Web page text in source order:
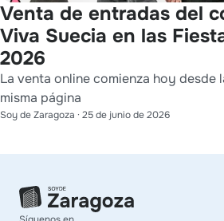
Venta de entradas del
Viva Suecia en las
2026
La venta online comienza hoy desde
misma página
Soy de Zaragoza · 25 de junio de 2026